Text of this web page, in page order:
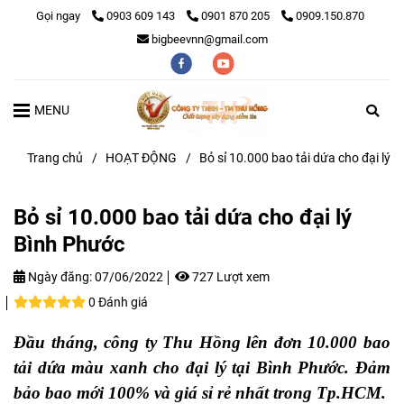
Gọi ngay 0903 609 143 0901 870 205
0909.150.870
bigbeevnn@gmail.com
MENU
Trang chủ / HOẠT ĐỘNG / Bỏ sỉ 10.000 bao tải dứa cho đại lý
Bỏ sỉ 10.000 bao tải dứa cho đại lý
Bình Phước
Ngày đăng:07/06/2022
727 Lượt xem
0 Đánh giá
Đầu tháng, công ty Thu Hồng lên đơn 10.000 bao
tải dứa màu xanh cho đại lý tại Bình Phước. Đảm
bảo bao mới 100% và giá sỉ rẻ nhất trong Tp.HCM.